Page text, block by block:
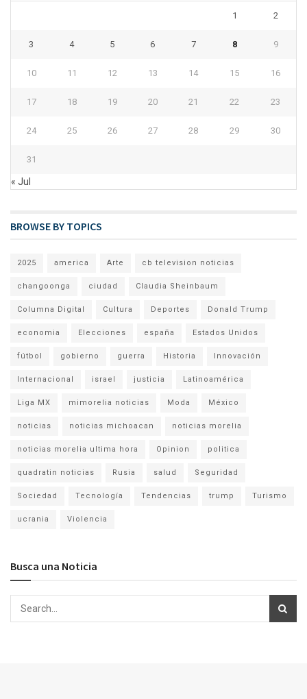
1 2
3 4 5 6 7 8 9
10 11 12 13 14 15 16
17 18 19 20 21 22 23
24 25 26 27 28 29 30
31
« Jul
BROWSE BY TOPICS
2025 america Arte cb television noticias
changoonga ciudad Claudia Sheinbaum
Columna Digital Cultura Deportes Donald Trump
economia Elecciones españa Estados Unidos
fútbol gobierno guerra Historia Innovación
Internacional israel justicia Latinoamérica
Liga MX mimorelia noticias Moda México
noticias noticias michoacan noticias morelia
noticias morelia ultima hora Opinion politica
quadratin noticias Rusia salud Seguridad
Sociedad Tecnología Tendencias trump Turismo
ucrania Violencia
Busca una Noticia